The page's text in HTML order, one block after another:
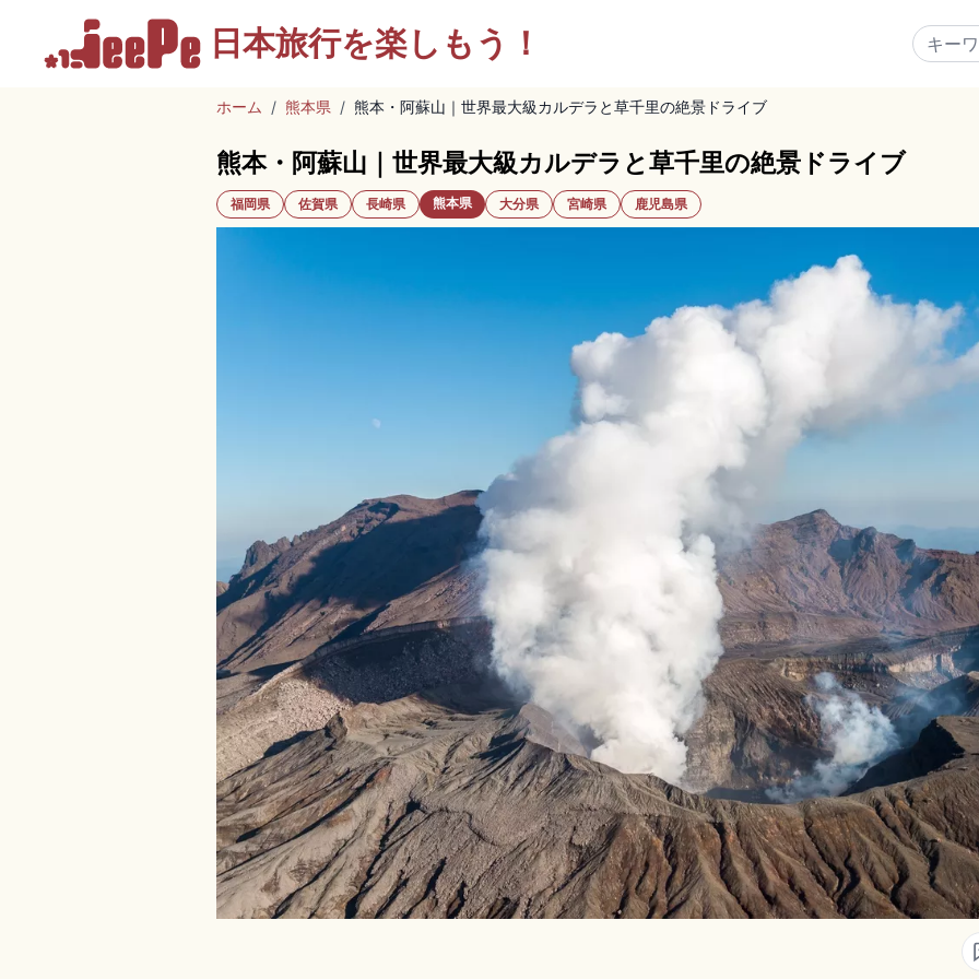
日本旅行を楽しもう！
ホーム / 熊本県 / 熊本・阿蘇山｜世界最大級カルデラと草千里の絶景ドライブ
熊本・阿蘇山｜世界最大級カルデラと草千里の絶景ドライブ
福岡県 佐賀県 長崎県 熊本県 大分県 宮崎県 鹿児島県